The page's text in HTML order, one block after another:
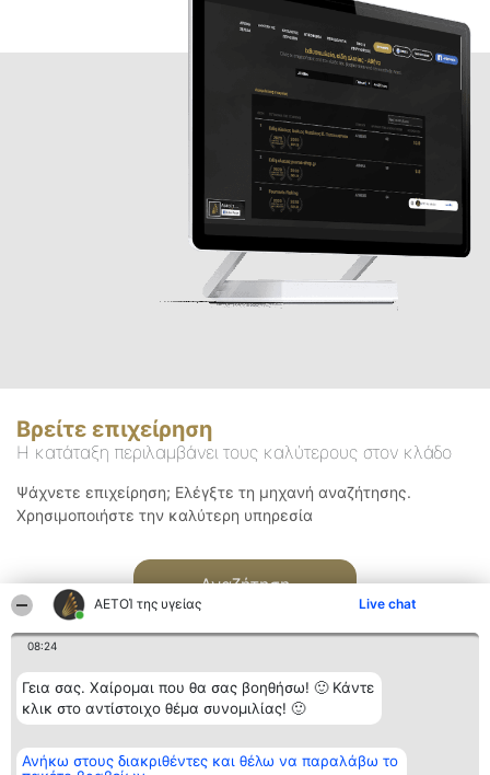
ΑΕΤΟΊ της υγείας Live chat
08:24
Γεια σας. Χαίρομαι που θα σας βοηθήσω! 🙂 Κάντε
κλικ στο αντίστοιχο θέμα συνομιλίας! 🙂
Ανήκω στους διακριθέντες και θέλω να παραλάβω το
Βρείτε επιχείρηση
Η κατάταξη περιλαμβάνει τους καλύτερους στον κλάδο
Ψάχνετε επιχείρηση; Ελέγξτε τη μηχανή αναζήτησης.
Χρησιμοποιήστε την καλύτερη υπηρεσία
Αναζήτηση
Διοργανωτής της
κατάταξης
Κατάταξη
Διακριθέντες
Επικοινωνία
Επικοινωνία